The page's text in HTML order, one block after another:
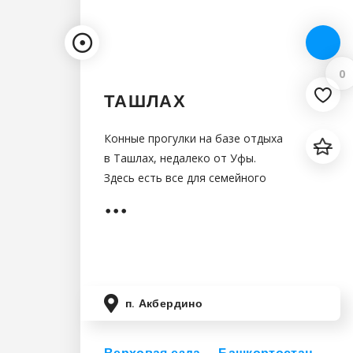
0
ТАШЛАХ
Конные прогулки на базе отдыха
в Ташлах, недалеко от Уфы.
Здесь есть все для семейного
п. Акбердино